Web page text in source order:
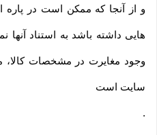
و از آنجا که ممکن است در پاره
هایی داشته باشد به استناد آنها
وجود مغایرت در مشخصات
سایت است
.